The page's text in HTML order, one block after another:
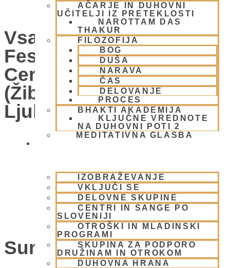
AČARJE IN DUHOVNI
UČITELJI IZ PRETEKLOSTI
NAROTTAM DAS
THAKUR
FILOZOFIJA
BOG
DUŠA
NARAVA
ČAS
DELOVANJE
PROCES
BHAKTI AKADEMIJA
KLJUČNE VREDNOTE
NA DUHOVNI POTI 2
MEDITATIVNA GLASBA
IZOBRAŽEVANJE
VKLJUČI SE
DELOVNE SKUPINE
CENTRI IN SANGE PO
SLOVENIJI
OTROŠKI IN MLADINSKI
PROGRAMI
SKUPINA ZA PODPORO
DRUŽINAM IN OTROKOM
DUHOVNA HRANA
Vsako Nedeljo Mini
Festival V Hare Krišna
Centru – VABLJENI
(Žibertova 27, 1000
Ljubljana)
Sunday Feast